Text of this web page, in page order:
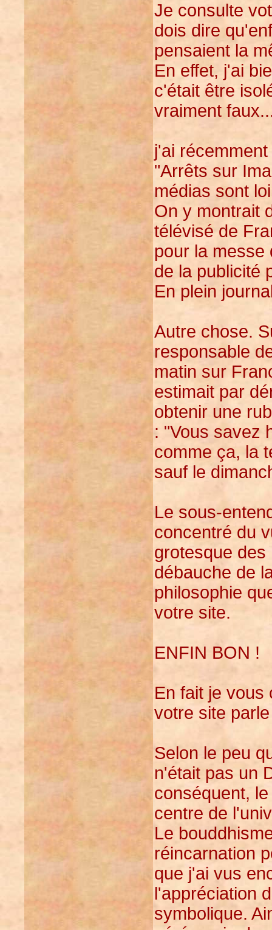
Je consulte
dois dire
pensaient la
En effet, j'ai
c'était être
vraiment
j'ai
"Arrêts sur
médias sont
On y montrait
télévisé de
pour la messe
de la publicité
En plein
Autre chose.
responsable
matin sur
estimait par
obtenir une
: "Vous savez
comme ça, la
sauf le
Le sous-
concentré du
grotesque des
débauche de
philosophie
votre site.
ENFIN BON !
En fait je vous
votre site
Selon le peu
n'était pas un
conséquent,
centre de
Le
réincarnation
que j'ai vus
l'appréciation
symbolique.